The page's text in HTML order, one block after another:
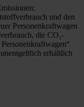
und den
Personenkraftwagen
die CO₂-
unentgeltlich erhältlich